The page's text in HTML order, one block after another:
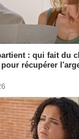
: qui fait du
récupérer